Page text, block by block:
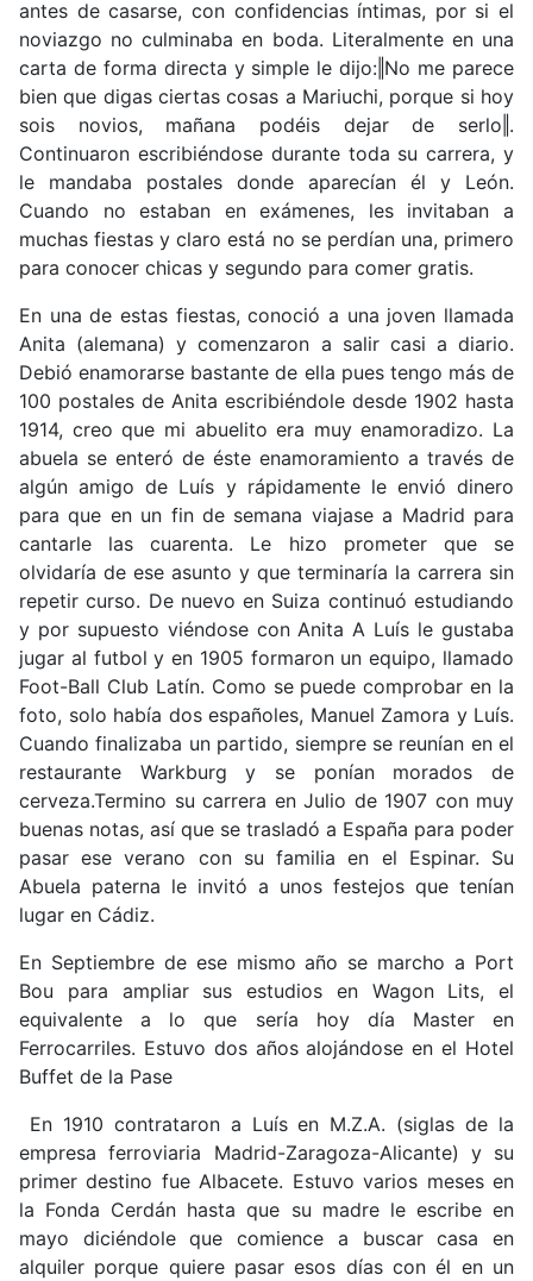
antes de casarse, con confidencias íntimas, por si el
noviazgo no culminaba en boda. Literalmente en una
carta de forma directa y simple le dijo:‖No me parece
bien que digas ciertas cosas a Mariuchi, porque si hoy
sois novios, mañana podéis dejar de serlo‖.
Continuaron escribiéndose durante toda su carrera, y
le mandaba postales donde aparecían él y León.
Cuando no estaban en exámenes, les invitaban a
muchas fiestas y claro está no se perdían una, primero
para conocer chicas y segundo para comer gratis.
En una de estas fiestas, conoció a una joven llamada
Anita (alemana) y comenzaron a salir casi a diario.
Debió enamorarse bastante de ella pues tengo más de
100 postales de Anita escribiéndole desde 1902 hasta
1914, creo que mi abuelito era muy enamoradizo. La
abuela se enteró de éste enamoramiento a través de
algún amigo de Luís y rápidamente le envió dinero
para que en un fin de semana viajase a Madrid para
cantarle las cuarenta. Le hizo prometer que se
olvidaría de ese asunto y que terminaría la carrera sin
repetir curso. De nuevo en Suiza continuó estudiando
y por supuesto viéndose con Anita A Luís le gustaba
jugar al futbol y en 1905 formaron un equipo, llamado
Foot-Ball Club Latín. Como se puede comprobar en la
foto, solo había dos españoles, Manuel Zamora y Luís.
Cuando finalizaba un partido, siempre se reunían en el
restaurante Warkburg y se ponían morados de
cerveza.Termino su carrera en Julio de 1907 con muy
buenas notas, así que se trasladó a España para poder
pasar ese verano con su familia en el Espinar. Su
Abuela paterna le invitó a unos festejos que tenían
lugar en Cádiz.
En Septiembre de ese mismo año se marcho a Port
Bou para ampliar sus estudios en Wagon Lits, el
equivalente a lo que sería hoy día Master en
Ferrocarriles. Estuvo dos años alojándose en el Hotel
Buffet de la Pase
En 1910 contrataron a Luís en M.Z.A. (siglas de la
empresa ferroviaria Madrid-Zaragoza-Alicante) y su
primer destino fue Albacete. Estuvo varios meses en
la Fonda Cerdán hasta que su madre le escribe en
mayo diciéndole que comience a buscar casa en
alquiler porque quiere pasar esos días con él en un